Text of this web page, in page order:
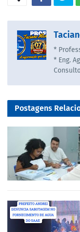
*
* Eng.
Postagens